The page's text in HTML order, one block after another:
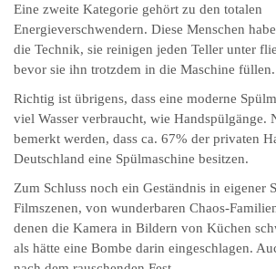
Eine zweite Kategorie gehört zu den totalen
Energieverschwendern. Diese Menschen
die Technik, sie reinigen jeden Teller unter
bevor sie ihn trotzdem in die Maschine füllen.
Richtig ist übrigens, dass eine moderne
viel Wasser verbraucht, wie Handspülgänge.
bemerkt werden, dass ca. 67% der privaten
Deutschland eine Spülmaschine besitzen.
Zum Schluss noch ein Geständnis in eigener
Filmszenen, von wunderbaren Chaos-
denen die Kamera in Bildern von Küchen
als hätte eine Bombe darin eingeschlagen.